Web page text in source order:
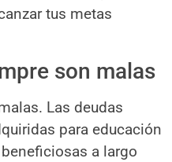
tus metas
son malas
Las deudas
para educación
a largo